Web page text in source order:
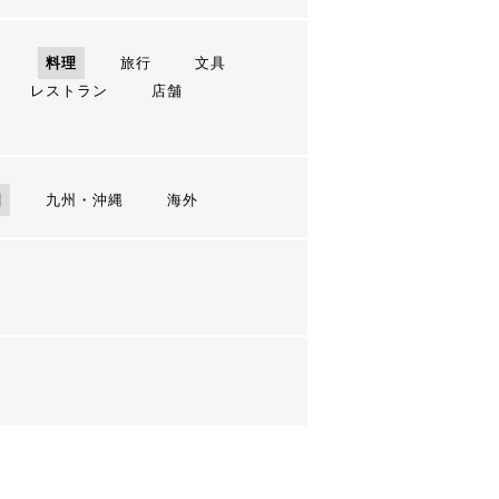
料理 旅行
文具
レストラン
店舗
九州・沖縄 海外